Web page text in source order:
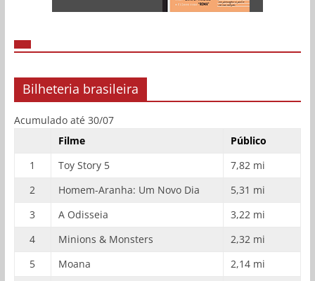
Bilheteria brasileira
Acumulado até 30/07
Filme
Público
1
Toy Story 5
7,82 mi
2
Homem-Aranha: Um Novo Dia
5,31 mi
3
A Odisseia
3,22 mi
4
Minions & Monsters
2,32 mi
5
Moana
2,14 mi